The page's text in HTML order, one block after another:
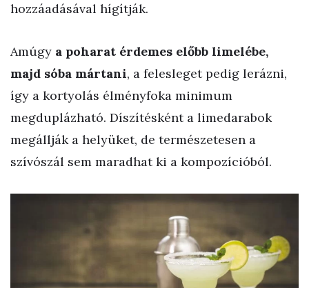
hozzáadásával hígítják.
Amúgy a poharat érdemes előbb limelébe,
majd sóba mártani, a felesleget pedig lerázni,
így a kortyolás élményfoka minimum
megduplázható. Díszítésként a limedarabok
megállják a helyüket, de természetesen a
szívószál sem maradhat ki a kompozícióból.